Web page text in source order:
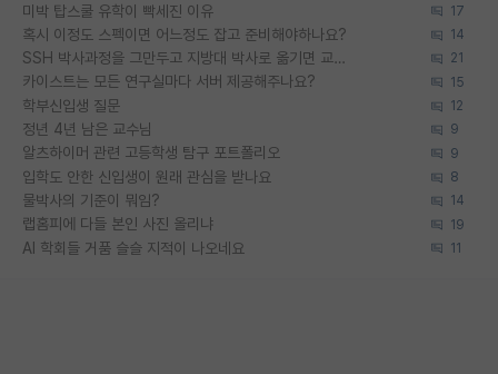
미박 탑스쿨 유학이 빡세진 이유 17
혹시 이정도 스펙이면 어느정도 잡고 준비해야하나요? 14
SSH 박사과정을 그만두고 지방대 박사로 옮기면 교수의 꿈은 끝일까요? 21
카이스트는 모든 연구실마다 서버 제공해주나요? 15
학부신입생 질문 12
정년 4년 남은 교수님 9
알츠하이머 관련 고등학생 탐구 포트폴리오 9
입학도 안한 신입생이 원래 관심을 받나요 8
물박사의 기준이 뭐임? 14
랩홈피에 다들 본인 사진 올리냐 19
AI 학회들 거품 슬슬 지적이 나오네요 11